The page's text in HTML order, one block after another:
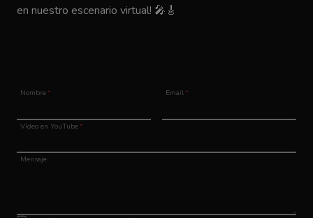
en nuestro escenario virtual! 🎤🎸
Nombre* Email*
Vídeo en YouTube*
Mensaje